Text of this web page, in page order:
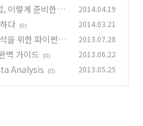
이렇게 준비한다
2014.04.19
다 (0) 2014.03.21
을 위한 파이썬 라
2013.07.28
벽 가이드 (0) 2013.06.22
Analysis (0) 2013.05.25